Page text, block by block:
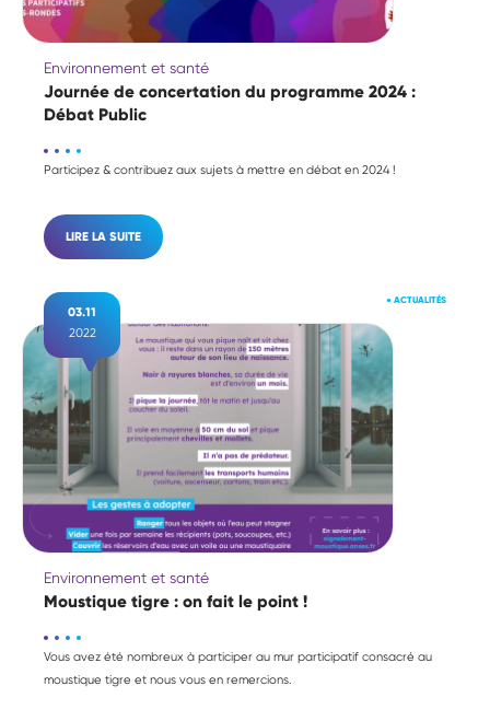
Environnement et santé
Journée de concertation du programme 2024 :
Débat Public
Participez & contribuez aux sujets à mettre en débat en 2024 !
LIRE LA SUITE
03.11
2022
● ACTUALITÉS
Environnement et santé
Moustique tigre : on fait le point !
Vous avez été nombreux à participer au mur participatif consacré au
moustique tigre et nous vous en remercions.